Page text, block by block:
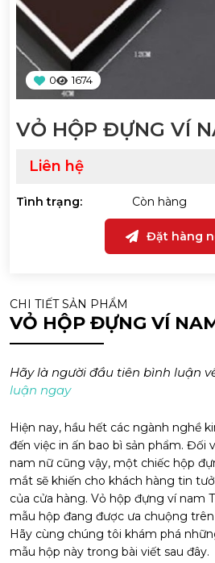
0 1674
VỎ HỘP ĐỰNG VÍ
Liên hệ
Tình trạng: Còn hàng
Đặt hàng
CHI TIẾT SẢN PHẨM
VỎ HỘP ĐỰNG VÍ
Hãy là người đầu tiên bình luận
luận ngay
Hiện nay, hầu hết các ngành nghề
đến việc in ấn bao bì sản phẩm. Đối
nam nữ cũng vậy, một chiếc hộp
mắt sẽ khiến cho khách hàng tin
của cửa hàng. Vỏ hộp đựng ví nam
mẫu hộp đang được ưa chuộng
Hãy cùng chúng tôi khám phá
mẫu hộp này trong bài viết sau đây.